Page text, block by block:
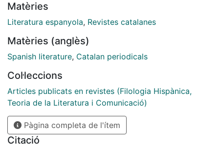
que pertenecen a uno u otro idioma, a una u otra
cultura, a una u otra literatura. Y quedarían, sin lugar a
escaparían a los parámetros de análisis apuntados,
casos que no admitirían una categorización tan simple.
Matèries
Literatura espanyola, Revistes catalanes
Matèries (anglès)
Spanish literature, Catalan periodicals
Col·leccions
Articles publicats en revistes (Filologia Hispànica,
Teoria de la Literatura i Comunicació)
Pàgina completa de l'ítem
Citació